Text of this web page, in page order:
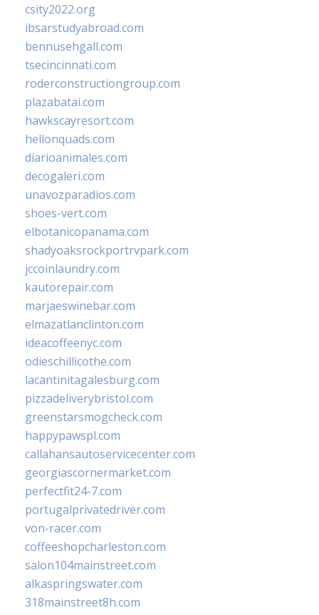
csity2022.org
ibsarstudyabroad.com
bennusehgall.com
tsecincinnati.com
roderconstructiongroup.com
plazabatai.com
hawkscayresort.com
hellonquads.com
diarioanimales.com
decogaleri.com
unavozparadios.com
shoes-vert.com
elbotanicopanama.com
shadyoaksrockportrvpark.com
jccoinlaundry.com
kautorepair.com
marjaeswinebar.com
elmazatlanclinton.com
ideacoffeenyc.com
odieschillicothe.com
lacantinitagalesburg.com
pizzadeliverybristol.com
greenstarsmogcheck.com
happypawspl.com
callahansautoservicecenter.com
georgiascornermarket.com
perfectfit24-7.com
portugalprivatedriver.com
von-racer.com
coffeeshopcharleston.com
salon104mainstreet.com
alkaspringswater.com
318mainstreet8h.com